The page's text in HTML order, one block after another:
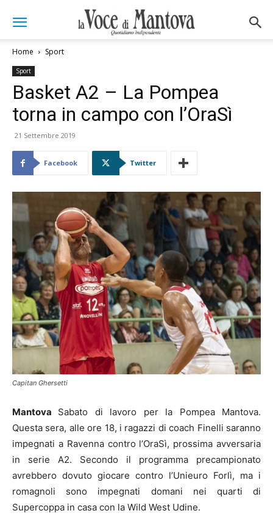
Home Sport
Sport
Basket A2 – La Pompea
torna in campo con l’OraSì
21 Settembre 2019
Facebook Twitter
Capitan Ghersetti
Mantova Sabato di lavoro per la Pompea Mantova.
Questa sera, alle ore 18, i ragazzi di coach Finelli saranno
impegnati a Ravenna contro l’OraSì, prossima avversaria
in serie A2. Secondo il programma precampionato
avrebbero dovuto giocare contro l’Unieuro Forlì, ma i
romagnoli sono impegnati domani nei quarti di
Supercoppa in casa con la Wild West Udine.